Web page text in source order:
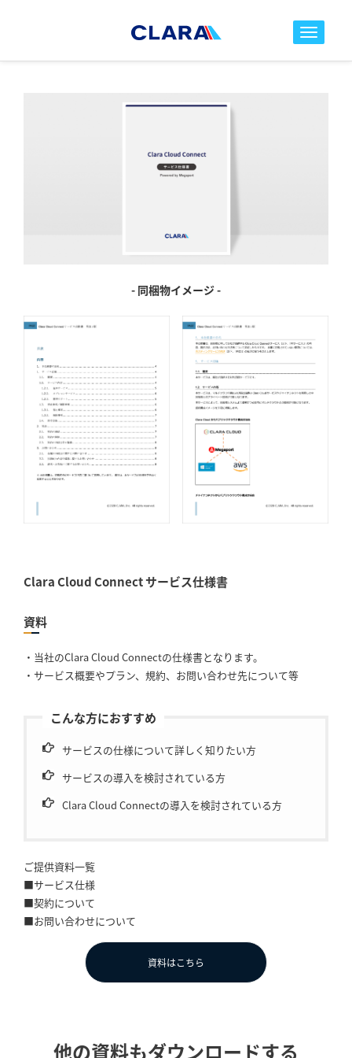
toggle
- 同梱物イメージ -
Clara Cloud Connect サービス仕様書
資料
・当社のClara Cloud Connectの仕様書となります。
・サービス概要やプラン、規約、お問い合わせ先について等
こんな方におすすめ
サービスの仕様について詳しく知りたい方
サービスの導入を検討されている方
Clara Cloud Connectの導入を検討されている方
ご提供資料一覧
■サービス仕様
■契約について
■お問い合わせについて
資料はこちら
他の資料もダウンロードする